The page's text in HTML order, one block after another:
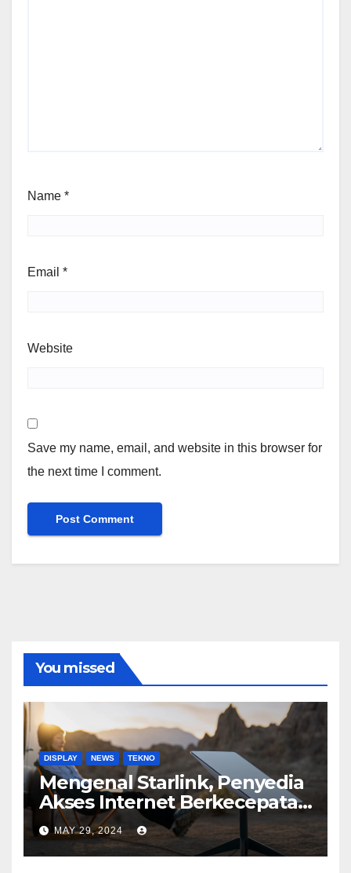
Name *
Email *
Website
Save my name, email, and website in this browser for
the next time I comment.
You missed
DISPLAY NEWS TEKNO
Mengenal Starlink, Penyedia
Akses Internet Berkecepatan
Tinggi
MAY 29, 2024